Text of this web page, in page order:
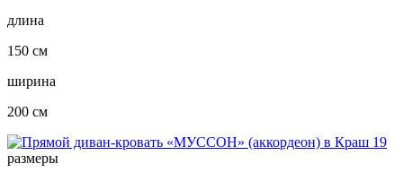
длина
150 см
ширина
200 см
размеры